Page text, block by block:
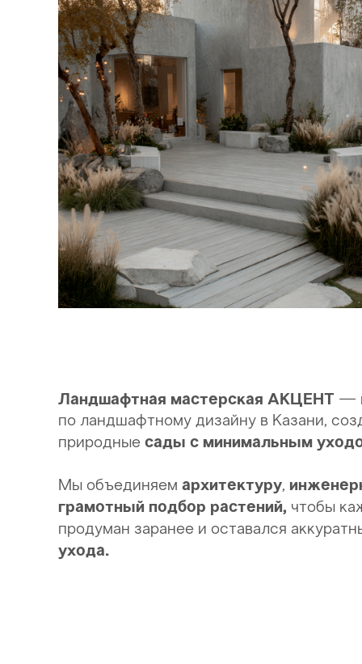
Ландшафтная мастерская АКЦЕНТ —
по ландшафтному дизайну в Казани,
природные сады с минимальным
Мы объединяем архитектуру,
грамотный подбор растений, чтобы
продуман заранее и оставался
ухода.